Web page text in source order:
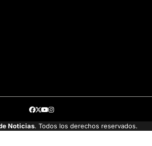
Facebook
TwitterYoutube
Instagram
Noticias. Todos los derechos reservados.